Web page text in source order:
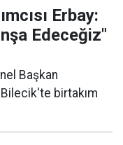
Erbay:
Edeceğiz"
Başkan
Bilecik'te birtakım